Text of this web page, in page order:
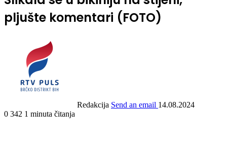
pljušte komentari (FOTO)
Redakcija Send an email 14.08.2024
0 342 1 minuta čitanja